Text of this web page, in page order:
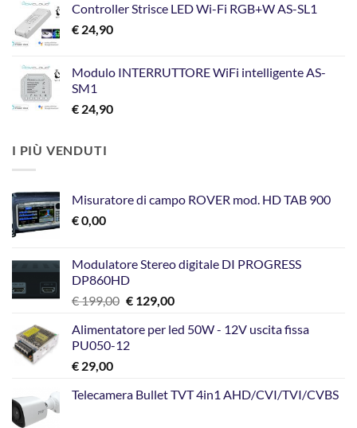
Controller Strisce LED Wi-Fi RGB+W AS-SL1
€ 24,90
Modulo INTERRUTTORE WiFi intelligente AS-
SM1
€ 24,90
I PIÙ VENDUTI
Misuratore di campo ROVER mod. HD TAB 900
€0,00
Modulatore Stereo digitale DI PROGRESS
DP860HD
€199,00 Il
originale
era:
€129,00Il
attuale
Alimentatore per led 50W - 12V uscita fissa
PU050-12
€ 29,00
Telecamera Bullet TVT 4in1 AHD/CVI/TVI/CVBS